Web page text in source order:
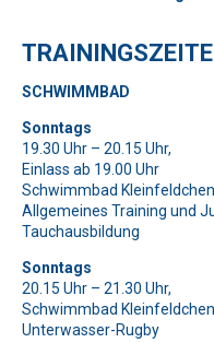
Bitte beweise, dass du
Bitte lasse dieses Feld leer.
Bitte beweise, dass du
Bitte lasse dieses Feld leer.
Bitte beweise, dass du
Bitte lasse dieses Feld leer.
Bitte beweise, dass du
Bitte lasse dieses Feld leer.
Bitte beweise, dass du
Bitte lasse dieses Feld leer.
Bitte beweise, dass du
Bitte lasse dieses Feld leer.
SCHWIMMBAD
Sonntags
19.30 Uhr – 20.15 Uhr,
Einlass ab 19.00 Uhr
Schwimmbad Kleinfeldchen
Allgemeines Training und
Tauchausbildung
Sonntags
20.15 Uhr – 21.30 Uhr,
Schwimmbad Kleinfeldchen
Unterwasser-Rugby